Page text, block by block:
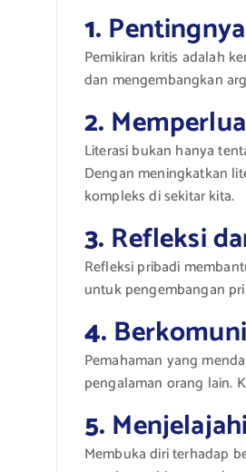
1.
Pemikiran kritis adalah
dan mengembangkan
2.
Literasi bukan hanya
Dengan meningkatkan
kompleks di sekitar kita.
3. Refleksi
Refleksi pribadi
untuk pengembangan
4.
Pemahaman yang
pengalaman orang lain.
5.
Membuka diri terhadap